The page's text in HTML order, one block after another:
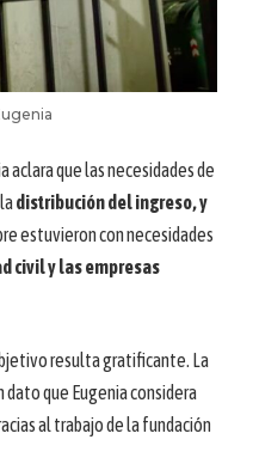
aclara que las necesidades de
distribución del ingreso, y
estuvieron con necesidades
civil y las empresas
resulta gratificante. La
dato que Eugenia considera
al trabajo de la fundación